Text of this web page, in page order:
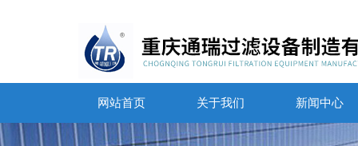
网站首页 关于我们 新闻中心